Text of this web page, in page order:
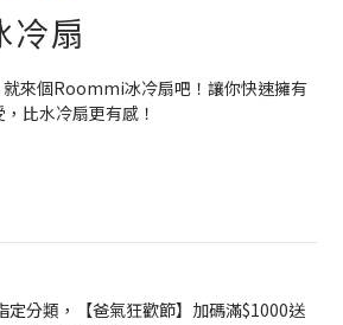
冷扇
來個Roommi冰冷扇吧！讓你快速擁有
比水冷扇更有感！
定分類，【爸氣狂歡節】加碼滿$1000送